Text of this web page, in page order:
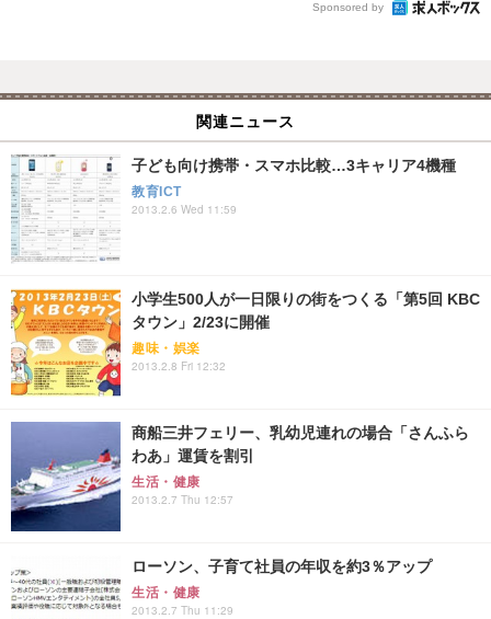
Sponsored by
関連ニュース
子ども向け携帯・スマホ比較…3キャリア4機種
教育ICT
2013.2.6 Wed 11:59
小学生500人が一日限りの街をつくる「第5回 KBC
タウン」2/23に開催
趣味・娯楽
2013.2.8 Fri 12:32
商船三井フェリー、乳幼児連れの場合「さんふら
わあ」運賃を割引
生活・健康
2013.2.7 Thu 12:57
ローソン、子育て社員の年収を約3％アップ
生活・健康
2013.2.7 Thu 11:29